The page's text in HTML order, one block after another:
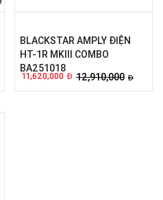
BLACKSTAR AMPLY ĐIỆN
HT-1R MKIII COMBO
BA251018
11,620,000 Đ 12,910,000 Đ